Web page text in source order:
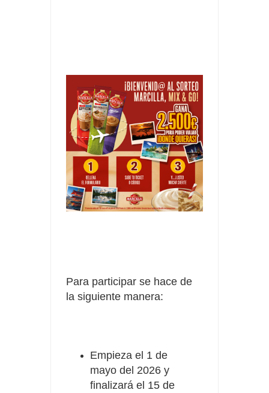
Para participar se hace de
la siguiente manera:
Empieza el 1 de
mayo del 2026 y
finalizará el 15 de